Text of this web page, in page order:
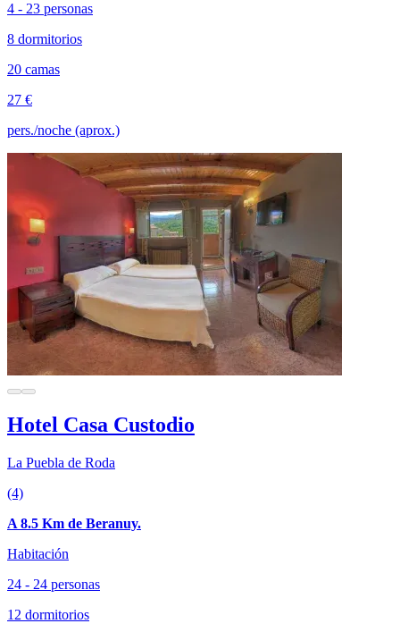
4 - 23 personas
8 dormitorios
20 camas
27 €
pers./noche (aprox.)
Hotel Casa Custodio
La Puebla de Roda
(4)
A 8.5 Km de Beranuy.
Habitación
24 - 24 personas
12 dormitorios